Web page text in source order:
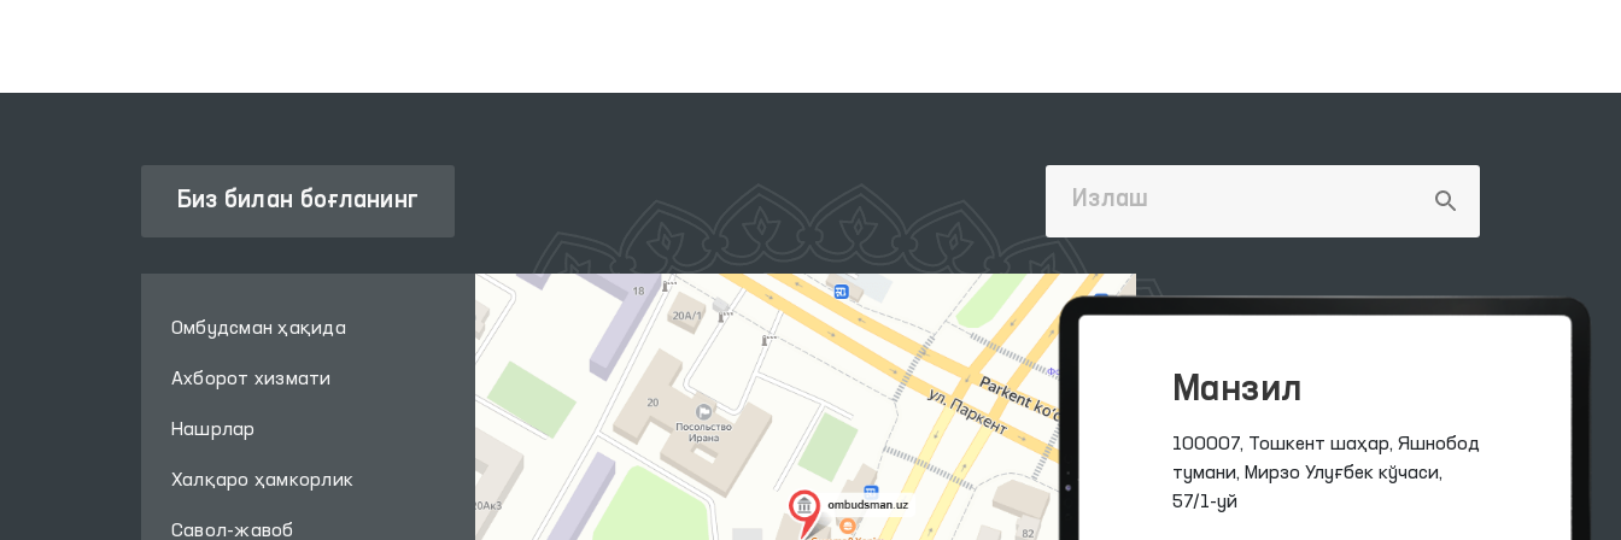
Биз билан боғланинг
Омбудсман ҳақида
Ахборот хизмати
Нашрлар
Халқаро ҳамкорлик
Савол-жавоб
Манзил
100007, Тошкент шаҳар, Яшнобод
тумани, Мирзо Улуғбек кўчаси,
57/1-уй